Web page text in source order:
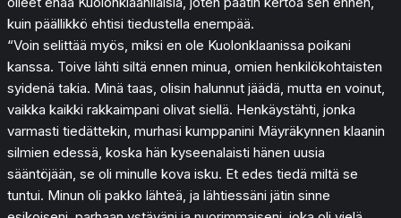
kuin päällikkö ehtisi tiedustella enempää.
“Voin selittää myös, miksi en ole Kuolonklaanissa poikani
kanssa. Toive lähti siltä ennen minua, omien henkilökohtaisten
syidenä takia. Minä taas, olisin halunnut jäädä, mutta en voinut,
vaikka kaikki rakkaimpani olivat siellä. Henkäystähti, jonka
varmasti tiedättekin, murhasi kumppanini Mäyräkynnen klaanin
silmien edessä, koska hän kyseenalaisti hänen uusia
sääntöjään, se oli minulle kova isku. Et edes tiedä miltä se
tuntui. Minun oli pakko lähteä, ja lähtiessäni jätin sinne